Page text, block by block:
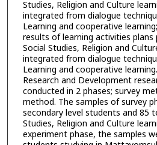
Studies, Religion and Culture
integrated from dialogue
Learning and cooperative
results of learning activities
Social Studies, Religion and
integrated from dialogue
Learning and cooperative
Research and Development
conducted in 2 phases; survey
method. The samples of survey
secondary level students and 85
Studies, Religion and Culture
experiment phase, the samples